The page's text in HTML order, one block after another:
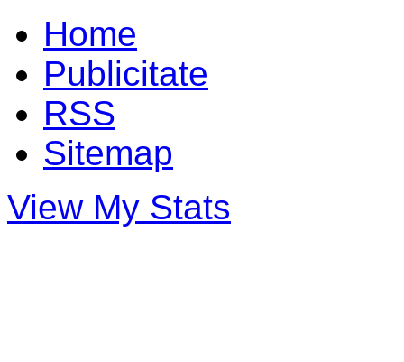
Home
Publicitate
RSS
Sitemap
View My Stats